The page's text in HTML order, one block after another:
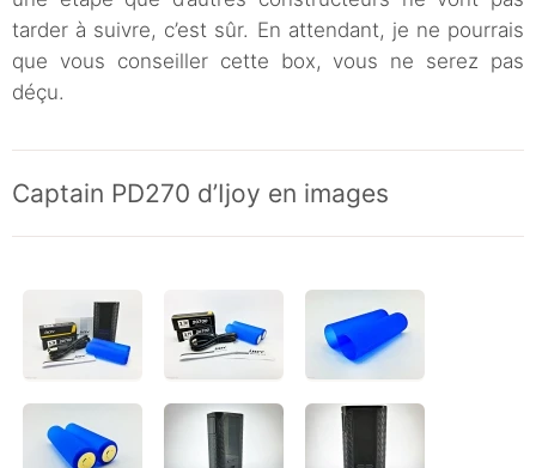
tarder à suivre, c’est sûr. En attendant, je ne pourrais
que vous conseiller cette box, vous ne serez pas
déçu.
Captain PD270 d’Ijoy en images